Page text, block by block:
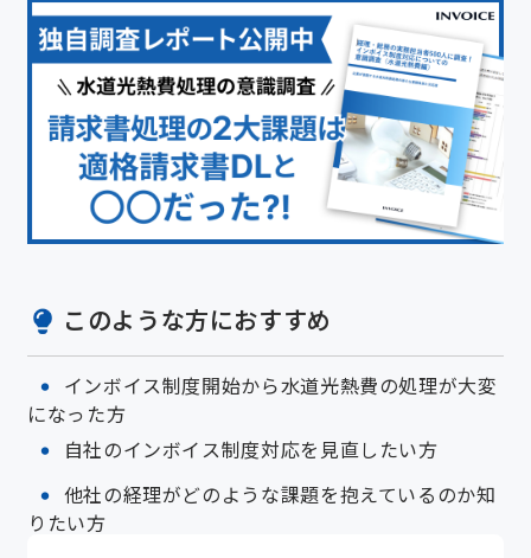
このような方におすすめ
インボイス制度開始から水道光熱費の処理が大変
になった方
自社のインボイス制度対応を見直したい方
他社の経理がどのような課題を抱えているのか知
りたい方